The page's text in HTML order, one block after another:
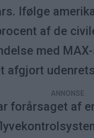
Ifølge
af de
med
afgjort
forårsaget af